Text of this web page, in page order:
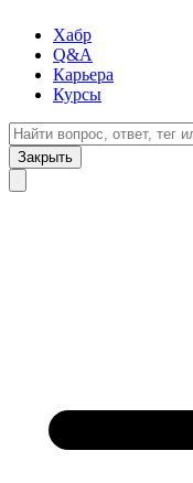
Хабр
Q&A
Карьера
Курсы
Закрыть